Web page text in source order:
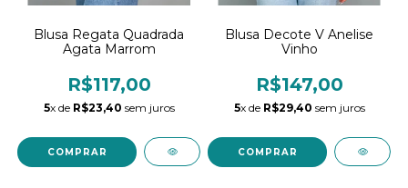
Blusa Regata Quadrada
Agata Marrom
R$117,00
5x de R$23,40 sem juros
COMPRAR
Blusa Decote V Anelise
Vinho
R$147,00
5x de R$29,40 sem juros
COMPRAR